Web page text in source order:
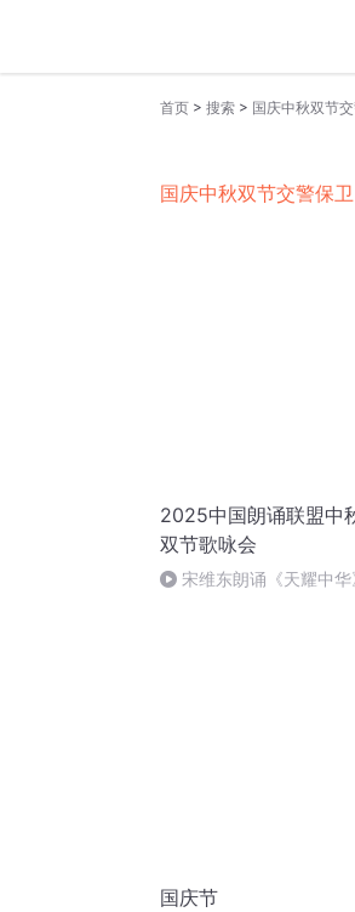
首页 > 搜索 > 国庆中秋双节
国庆中秋双节交警保卫
2025中国朗诵联盟中
双节歌咏会
宋维东朗诵《天耀中
国庆节